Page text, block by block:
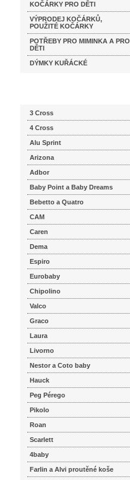
KOČÁRKY PRO DĚTI
VÝPRODEJ KOČÁRKŮ,
POUŽITÉ KOČÁRKY
POTŘEBY PRO MIMINKA A PRO
DĚTI
DÝMKY KUŘÁCKÉ
3 Cross
4 Cross
Alu Sprint
Arizona
Adbor
Baby Point a Baby Dreams
Bebetto a Quatro
CAM
Caren
Dema
Espiro
Eurobaby
Chipolino
Valco
Graco
Laura
Livorno
Nestor a Coto baby
Hauck
Peg Pérego
Pikolo
Roan
Scarlett
4baby
Farlin a Alvi proutěné koše